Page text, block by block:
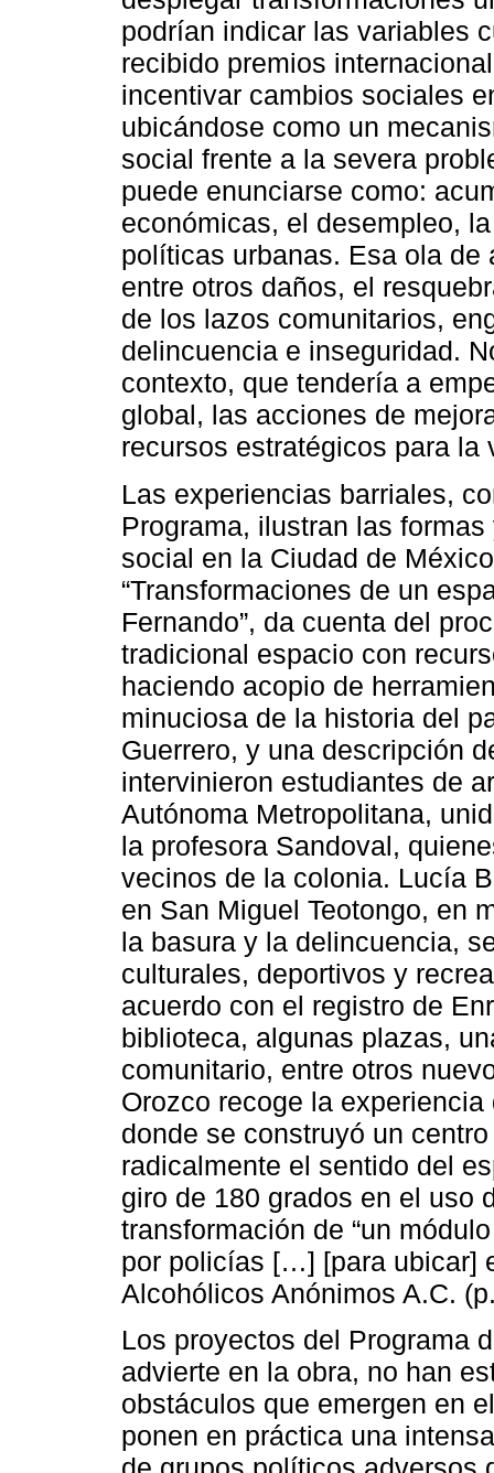
podrían indicar las variables
recibido premios
incentivar cambios sociales
ubicándose como un
social frente a la severa
puede enunciarse como:
económicas, el desempleo,
políticas urbanas. Esa ola
entre otros daños, el
de los lazos comunitarios,
delincuencia e inseguridad.
contexto, que tendería a
global, las acciones de
recursos estratégicos para la
Las experiencias barriales,
Programa, ilustran las
social en la Ciudad de
“Transformaciones de un
Fernando”, da cuenta del
tradicional espacio con
haciendo acopio de
minuciosa de la historia del
Guerrero, y una descripción
intervinieron estudiantes de
Autónoma Metropolitana,
la profesora Sandoval,
vecinos de la colonia. Lucía
en San Miguel Teotongo, en
la basura y la delincuencia,
culturales, deportivos y
acuerdo con el registro de
biblioteca, algunas plazas,
comunitario, entre otros
Orozco recoge la
donde se construyó un
radicalmente el sentido del
giro de 180 grados en el uso
transformación de “un
por policías […] [para ubicar]
Alcohólicos Anónimos A.C.
Los proyectos del Programa
advierte en la obra, no han
obstáculos que emergen en
ponen en práctica una